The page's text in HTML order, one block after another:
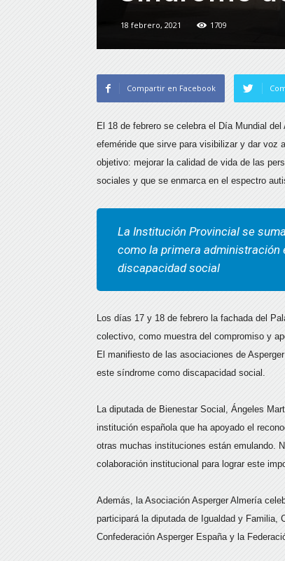
18 febrero, 2021 1709
Compartir en Facebook
El 18 de febrero se celebra el Día Mundial
efeméride que sirve para visibilizar y dar voz
objetivo: mejorar la calidad de vida de las
sociales y que se enmarca en el espectro
La Institución Provincial se
como la primera
discapacidad social
Los días 17 y 18 de febrero la fachada del
colectivo, como muestra del compromiso y
El manifiesto de las asociaciones de
este síndrome como discapacidad social.
La diputada de Bienestar Social, Ángeles
institución española que ha apoyado el
otras muchas instituciones están emulando.
colaboración institucional para lograr este
Además, la Asociación Asperger Almería
participará la diputada de Igualdad y Familia,
Confederación Asperger España y la